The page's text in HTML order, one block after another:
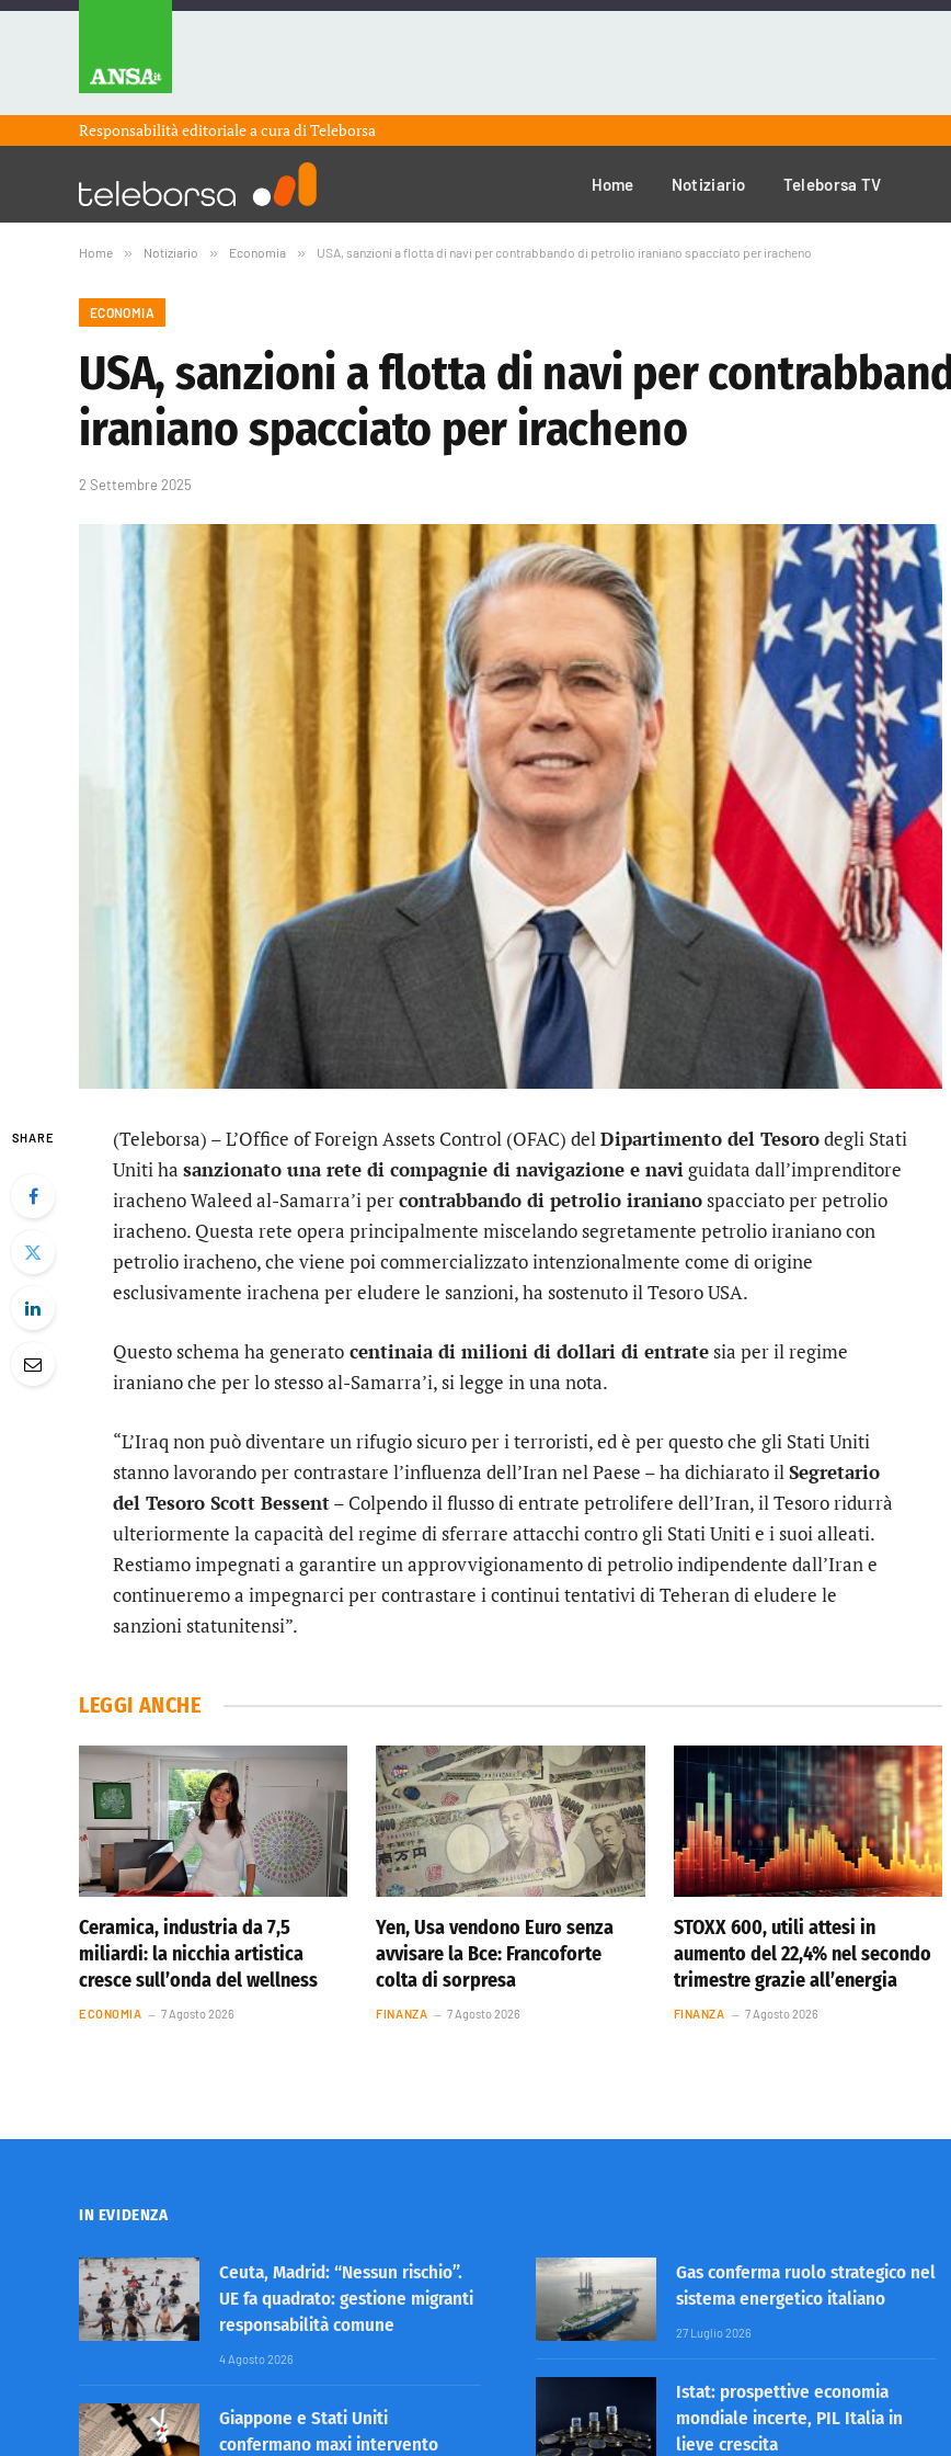
Responsabilità editoriale a cura diTeleborsa
Home Notiziario Teleborsa TV
Home » Notiziario » Economia » USA, sanzioni a flotta di navi per contrabbando di petrolio iraniano spacciato per iracheno
ECONOMIA
USA, sanzioni a flotta di navi per
iraniano spacciato per iracheno
2 Settembre 2025
SHARE (Teleborsa) – L’Office of Foreign Assets Control (OFAC) delDipartimento del Tesorodegli Stati
Uniti ha sanzionato una rete di compagnie di navigazione e naviguidata dall’imprenditore
iracheno Waleed al-Samarra’i percontrabbando di petrolio iranianospacciato per petrolio
iracheno. Questa rete opera principalmente miscelando segretamente petrolio iraniano con
petrolio iracheno, che viene poi commercializzato intenzionalmente come di origine
esclusivamente irachena per eludere le sanzioni, ha sostenuto il Tesoro USA.
Questo schema ha generato centinaia di milioni di dollari di entratesia per il regime
iraniano che per lo stesso al-Samarra’i, si legge in una nota.
“L’Iraq non può diventare un rifugio sicuro per i terroristi, ed è per questo che gli Stati Uniti
stanno lavorando per contrastare l’influenza dell’Iran nel Paese – ha dichiarato ilSegretario
del Tesoro Scott Bessent– Colpendo il flusso di entrate petrolifere dell’Iran, il Tesoro ridurrà
ulteriormente la capacità del regime di sferrare attacchi contro gli Stati Uniti e i suoi alleati.
Restiamo impegnati a garantire un approvvigionamento di petrolio indipendente dall’Iran e
continueremo a impegnarci per contrastare i continui tentativi di Teheran di eludere le
sanzioni statunitensi”.
LEGGI ANCHE
Ceramica, industria da 7,5
miliardi: la nicchia artistica
cresce sull’onda del wellness
ECONOMIA 7 Agosto 2026
Yen, Usa vendono Euro senza
avvisare la Bce: Francoforte
colta di sorpresa
FINANZA 7 Agosto 2026
STOXX 600, utili attesi in
aumento del 22,4% nel secondo
trimestre grazie all’energia
FINANZA 7 Agosto 2026
IN EVIDENZA
Ceuta, Madrid: “Nessun rischio”.
UE fa quadrato: gestione migranti
responsabilità comune
4 Agosto 2026
Giappone e Stati Uniti
confermano maxi intervento
Gas conferma ruolo strategico nel
sistema energetico italiano
27 Luglio 2026
Istat: prospettive economia
mondiale incerte, PIL Italia in
lieve crescita